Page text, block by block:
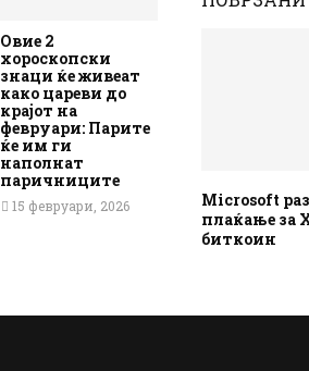
Microsoft
плаќање за
биткоин
Овие 2
хороскопски
знаци ќе живеат
како цареви до
крајот на
февруари: Парите
ќе им ги
наполнат
паричниците
15 февруари, 2026